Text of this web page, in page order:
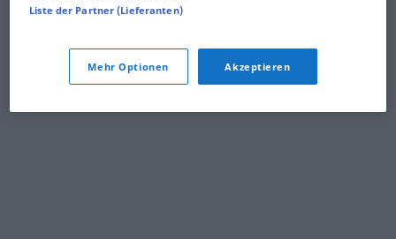
Liste der Partner (Lieferanten)
Mehr Optionen Akzeptieren